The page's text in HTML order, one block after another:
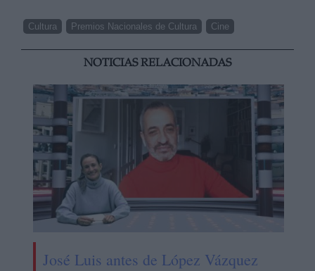
Cultura Premios Nacionales de Cultura Cine
NOTICIAS RELACIONADAS
José Luis antes de López Vázquez